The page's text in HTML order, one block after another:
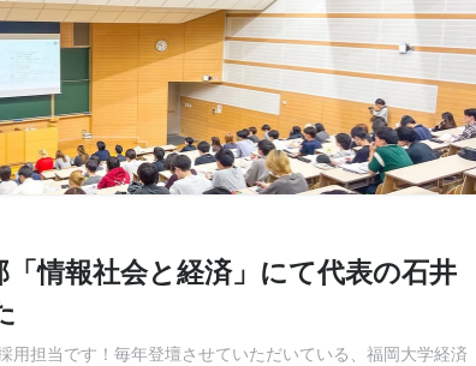
情報社会と経済」にて代表の石井
用担当です！毎年登壇させていただいている、福岡大学経済